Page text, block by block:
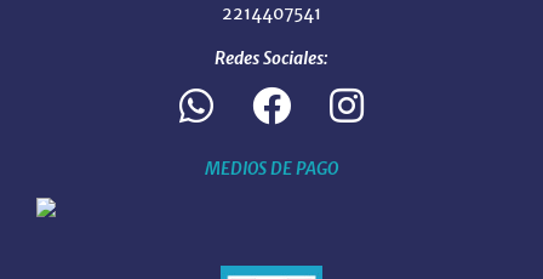
2214407541
Redes Sociales:
MEDIOS DE PAGO